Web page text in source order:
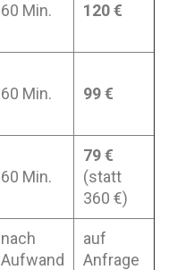
60 Min. 120 €
60 Min. 99 €
60 Min.
79 €
(statt
360 €)
nach
Aufwand
auf
Anfrage